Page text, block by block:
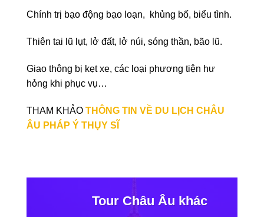
Chính trị bạo động bạo loạn, khủng bố, biểu tình.
Thiên tai lũ lụt, lở đất, lở núi, sóng thần, bão lũ.
Giao thông bị kẹt xe, các loại phương tiện hư
hỏng khi phục vụ…
THAM KHẢO THÔNG TIN VỀ DU LỊCH CHÂU
ÂU PHÁP Ý THỤY SĨ
Tour Châu Âu khác